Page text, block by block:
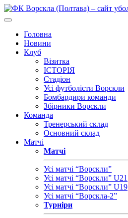
Головна
Новини
Клуб
Візитка
ІСТОРІЯ
Стадіон
Усі футболісти Ворскли
Бомбардири команди
Збірники Ворскли
Команда
Тренерський склад
Основний склад
Матчі
Матчі
Усі матчі “Ворскли”
Усі матчі “Ворскли” U21
Усі матчі “Ворскли” U19
Усі матчі “Ворскла-2”
Турніри